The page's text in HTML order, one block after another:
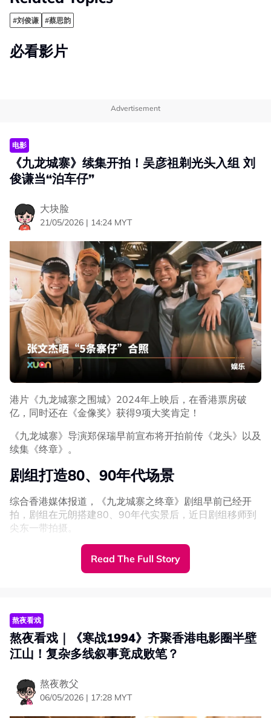
#刘俊谦 #蔡思韵
必看影片
Advertisement
电影
《九龙城寨》续集开拍！吴彦祖剃光头入组 刘
俊谦当“泊车仔”
大块脸
21/05/2026 | 14:24 MYT
港片《九龙城寨之围城》2024年上映后，在香港票房破
亿，同时还在《金像奖》获得9项大奖肯定！
《九龙城寨》导演郑保瑞早前宣布将开拍前传《龙头》以及
续集《终章》。
剧组打造80、90年代场景
综合香港媒体报道，《九龙城寨之终章》剧组早前已经开
拍，剧组在元朗搭建80、90年代实景后，近日剧组移师到
尖东一带拍摄。
近年积极回归娱乐圈的男神吴彦祖为了角色剃光头、留了胡
子，换上全黑打扮的吴彦祖戴上金属饰物，肩上背着个大大
的袋子，整体造型杀气十足。
Read The Full Story
熬夜看戏
熬夜看戏｜《寒战1994》齐聚香港电影圈半壁
江山！复杂多线叙事竟成败笔？
熬夜教父
06/05/2026 | 17:28 MYT